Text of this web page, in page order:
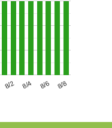
8/2 8/4 8/6 8/8